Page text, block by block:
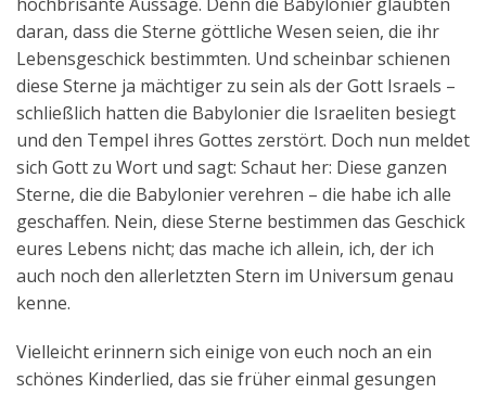
daran, dass die Sterne göttliche Wesen seien, die ihr
Lebensgeschick bestimmten. Und scheinbar schienen
diese Sterne ja mächtiger zu sein als der Gott Israels –
schließlich hatten die Babylonier die Israeliten besiegt
und den Tempel ihres Gottes zerstört. Doch nun meldet
sich Gott zu Wort und sagt: Schaut her: Diese ganzen
Sterne, die die Babylonier verehren – die habe ich alle
geschaffen. Nein, diese Sterne bestimmen das Geschick
eures Lebens nicht; das mache ich allein, ich, der ich
auch noch den allerletzten Stern im Universum genau
kenne.
Vielleicht erinnern sich einige von euch noch an ein
schönes Kinderlied, das sie früher einmal gesungen